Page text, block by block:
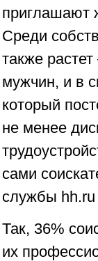
приглашают
Среди
также
мужчин, и в
который
не менее
сами
службы
Так, 36%
их